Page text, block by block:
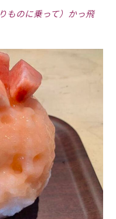
ものに乗って）かっ飛